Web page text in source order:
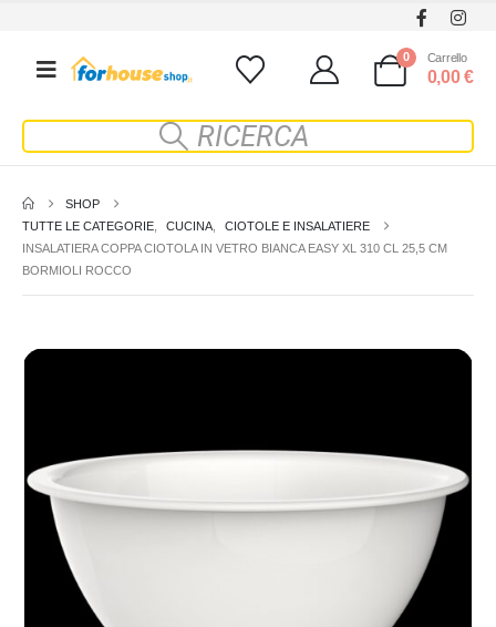
0 Carrello
0,00€
SHOP
TUTTE LE CATEGORIE
CUCINA
CIOTOLE E INSALATIERE
INSALATIERA COPPA CIOTOLA IN VETRO BIANCA EASY XL 310 CL 25,5 CM
BORMIOLI ROCCO